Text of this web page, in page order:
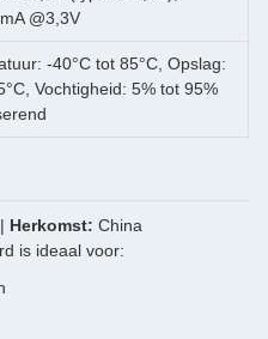
@3,3V
-40°C tot 85°C, Opslag:
Vochtigheid: 5% tot 95%
Herkomst: China
is ideaal voor: